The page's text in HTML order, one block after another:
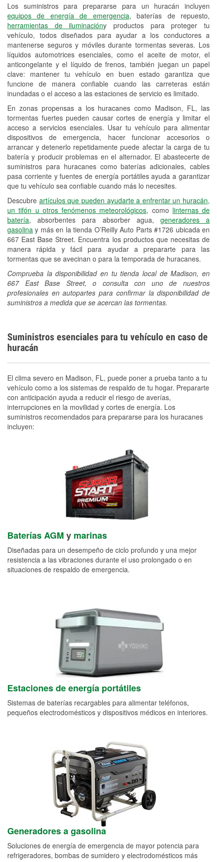
Los suministros para prepararse para un huracán incluyen
equipos de energía de emergencia, baterías de repuesto,
herramientas de iluminacióny productos para proteger tu
vehículo, todos diseñados para ayudar a los conductores a
mantenerse seguros y móviles durante tormentas severas. Los
líquidos automotrices esenciales, como el aceite de motor, el
anticongelante y el líquido de frenos, también juegan un papel
clave: mantener tu vehículo en buen estado garantiza que
funcione de manera confiable cuando las carreteras están
inundadas o el acceso a las estaciones de servicio es limitado.
En zonas propensas a los huracanes como Madison, FL, las
tormentas fuertes pueden causar cortes de energía y limitar el
acceso a servicios esenciales. Usar tu vehículo para alimentar
dispositivos de emergencia, hacer funcionar accesorios o
arrancar y detenerlo repetidamente puede afectar la carga de tu
batería y producir problemas en el alternador. El abastecerte de
suministros para huracanes como baterías adicionales, cables
pasa corriente y fuentes de energía portátiles ayuda a garantizar
que tu vehículo sea confiable cuando más lo necesites.
Descubre artículos que pueden ayudarte a enfrentar un huracán,
un tifón u otros fenómenos meteorológicos, como linternas de
batería, absorbentes para absorber agua, generadores a
gasolina y más en la tienda O’Reilly Auto Parts #1726 ubicada en
667 East Base Street. Encuentra los productos que necesitas de
manera rápida y fácil para ayudar a prepararte para las
tormentas que se avecinan o para la temporada de huracanes.
Comprueba la disponibilidad en tu tienda local de Madison, en
667 East Base Street, o consulta con uno de nuestros
profesionales en autopartes para confirmar la disponibilidad de
suministros a medida que se acercan las tormentas.
Reciclaje de baterías y aceite
Instalación de bombillas de faros
Instalación de limpiaparabrisas
Programa de Préstamo de
Herramientas
Rectificación de tambores y discos de
freno
Hurricane Supplies
Conoce más
Suministros esenciales para tu vehículo en caso de
huracán
El clima severo en Madison, FL, puede poner a prueba tanto a tu
vehículo como a los sistemas de respaldo de tu hogar. Prepararte
con anticipación ayuda a reducir el riesgo de averías,
interrupciones en la movilidad y cortes de energía. Los
suministros recomendados para prepararse para los huracanes
incluyen:
Baterías AGM y marinas
Diseñadas para un desempeño de ciclo profundo y una mejor
resistencia a las vibraciones durante el uso prolongado o en
situaciones de respaldo de emergencia.
Estaciones de energía portátiles
Sistemas de baterías recargables para alimentar teléfonos,
pequeños electrodomésticos y dispositivos médicos en interiores.
Generadores a gasolina
Soluciones de energía de emergencia de mayor potencia para
refrigeradores, bombas de sumidero y electrodomésticos más